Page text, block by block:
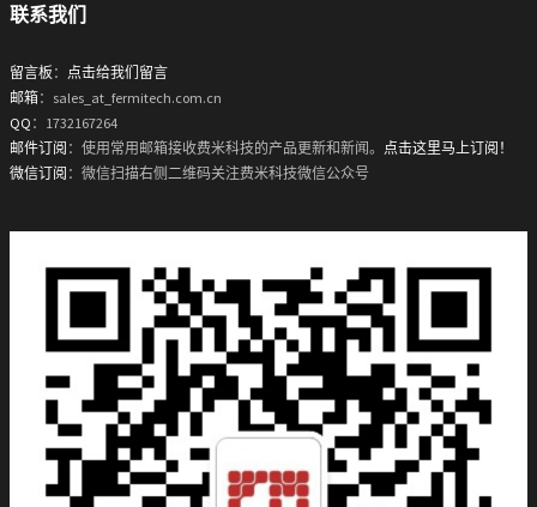
联系我们
留言板 ： 点击给我们留言
邮箱：sales_at_fermitech.com.cn
QQ ：1732167264
邮件订阅 ：使用常用邮箱接收费米科技的产品更新和新闻。 点击这里马上订阅！
微信订阅 ：微信扫描右侧二维码关注费米科技微信公众号